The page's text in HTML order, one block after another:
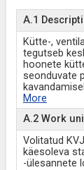
A.1
Kütte-,
tegutseb
hoonete
seonduvate
More
A.2 Work
Volitatud
käesoleva
-ülesannete